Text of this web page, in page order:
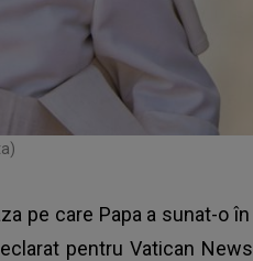
pe care Papa a sunat-o
pentru Vatican